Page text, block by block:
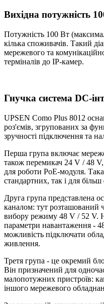
Вихідна потужність
Потужність 100 Вт
кілька споживачів. Такий
мережевого та
терміналів до IP-камер.
Гнучка система DC-
UPSEN Como Plus 8012
роз'ємів, згрупованих за
зручності підключення та
Перша група включає
також перемикач 24 V / 48
для роботи PoE-модуля.
стандартних, так і для
Друга група представлена
каналом: тут розташований
вибору режиму 48 V / 52 V.
параметри навантаження -
можливість підключати
живлення.
Третя група - це окремий
Він призначений для
малопотужних пристроїв:
іншого мережевого